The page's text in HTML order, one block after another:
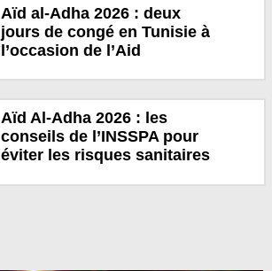
Aïd al-Adha 2026 : deux
jours de congé en Tunisie à
l’occasion de l’Aid
Aïd Al-Adha 2026 : les
conseils de l’INSSPA pour
éviter les risques sanitaires